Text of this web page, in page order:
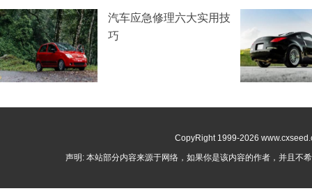
汽车应急修理六大实用技
巧
CopyRight 1999-2026
声明: 本站部分内容来源于网络，如果你是该内容的作者，并且